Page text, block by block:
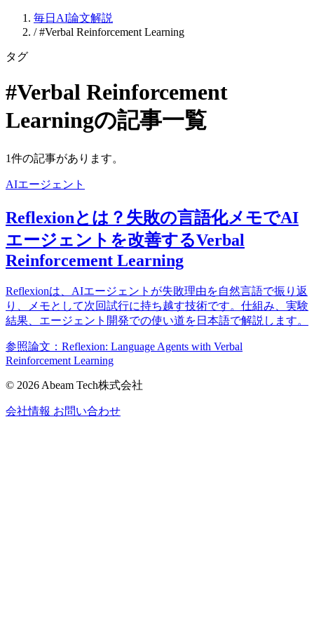
毎日AI論文解説
/ #Verbal Reinforcement Learning
タグ
#Verbal Reinforcement
Learningの記事一覧
1件の記事があります。
AIエージェント
Reflexionとは？失敗の言語化メモでAI
エージェントを改善するVerbal
Reinforcement Learning
Reflexionは、AIエージェントが失敗理由を自然言語で振り返
り、メモとして次回試行に持ち越す技術です。仕組み、実験
結果、エージェント開発での使い道を日本語で解説します。
参照論文：Reflexion: Language Agents with Verbal
Reinforcement Learning
© 2026 Abeam Tech株式会社
会社情報 お問い合わせ